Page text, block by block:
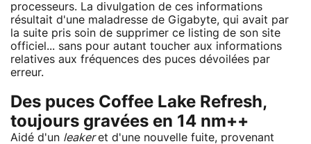
processeurs. La divulgation de ces informations
résultait d'une maladresse de Gigabyte, qui avait par
la suite pris soin de supprimer ce listing de son site
officiel... sans pour autant toucher aux informations
relatives aux fréquences des puces dévoilées par
erreur.
Des puces Coffee Lake Refresh,
toujours gravées en 14 nm++
Aidé d'un leakeret d'une nouvelle fuite, provenant